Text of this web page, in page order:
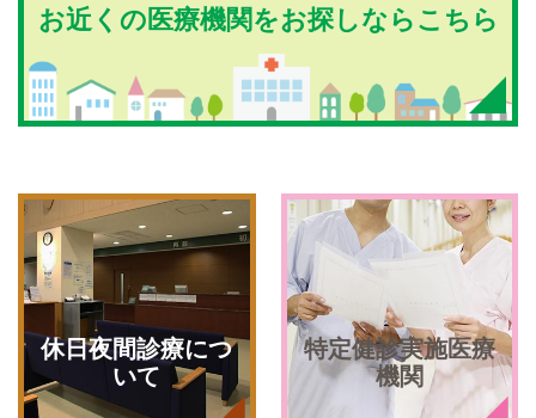
お近くの医療機関をお探しならこちら
休日夜間診療につ
いて
特定健診実施医療
機関